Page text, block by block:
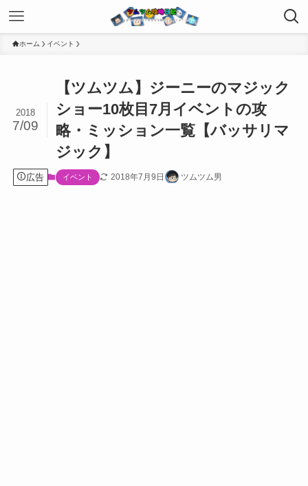
ホーム イベント
【ツムツム】ジーニーのマジック
ショー10枚目7月イベントの攻
略・ミッション一覧【バッサリマ
ジック】
2018
7/09
広告 イベント 2018年7月9日 ツムツム男